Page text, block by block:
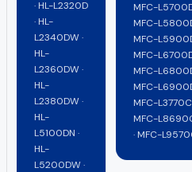
· HL-L2320D
· HL-
L2340DW ·
HL-
L2360DW ·
HL-
L2380DW ·
HL-
L5100DN ·
HL-
L5200DW ·
MFC-
MFC-
MFC-
MFC-
MFC-
MFC-
MFC-
MFC-
· MFC-